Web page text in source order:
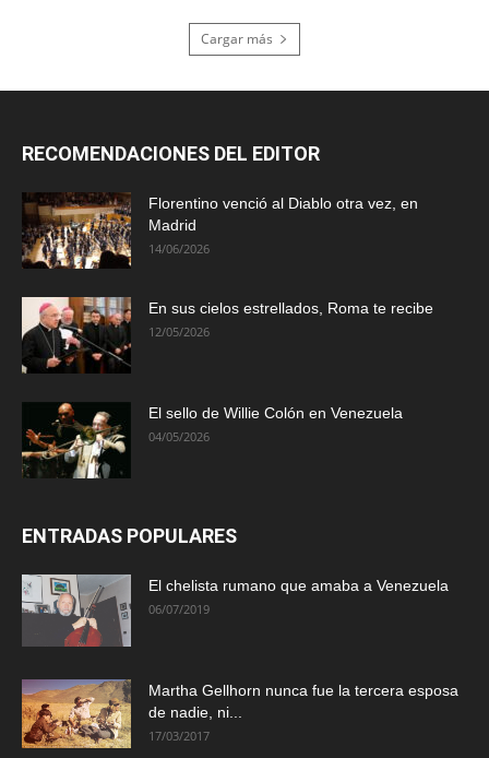
Cargar más
RECOMENDACIONES DEL EDITOR
Florentino venció al Diablo otra vez, en
Madrid
14/06/2026
En sus cielos estrellados, Roma te recibe
12/05/2026
El sello de Willie Colón en Venezuela
04/05/2026
ENTRADAS POPULARES
El chelista rumano que amaba a Venezuela
06/07/2019
Martha Gellhorn nunca fue la tercera esposa
de nadie, ni...
17/03/2017